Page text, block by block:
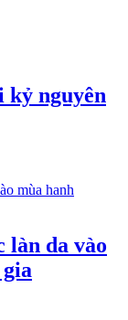
kỷ nguyên
làn da vào